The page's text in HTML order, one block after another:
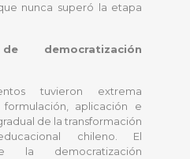
nunca superó la etapa
democratización
tuvieron extrema
aplicación e
de la transformación
chileno. El
la democratización